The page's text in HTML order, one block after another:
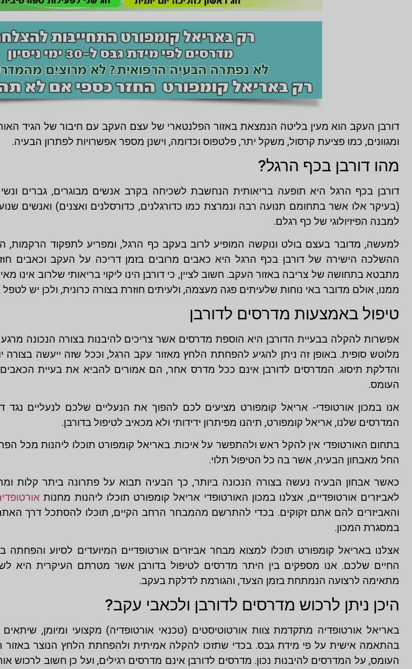
דורבן העקב הוא מעין בליטה הנמצאת באזור הפלנטארי של עצם העקב עם חיבור של הגיד
ומגוונים, כמו פציעת קרסול, משקל יתר, פלטפוס וכדומה, וישנן מספר אפשרויות לפתרון הבעיה.
מהו דורבן בכף הרגל?
דורבן בכף הרגל היא תופעה בריאותית הנחשבת לשכיחה בקרב אנשים מבוגרים, גברים
(בעיקר אלו אשר בתחומם תנועה רבה ונמרצת כמו כדורגלנים, כדורסלנים ואצנים) ואנשים
למבנה הפיזיולוגי של כף רגלם.
למעשה, מדובר בעצם בולט ונוקשה המופיע לרוב בעקב כף הרגל, ומפריע לתפקוד הרקמות,
ההשלכה הישירה של דורבן בכף הרגל היא כאבים מרובים בזמן דריכה על העקב וכאבים
מתבטא בתחושה של צריבה באזור העקב. חשוב לציין, כי דורבן הינו ליקוי בריאותי שלרוב אינו
ממנו, אולם מדובר באי נוחות שלעיתים פגה מעצמה, ולעיתים חוזרת בצורה כרונית, ולכן יש לטפל
טיפול באמצעות מדרסים לדורבן
אפשרות להקלה בבעיית הדורבן היא הוספת מדרסים אשר צריכים להיבנות בצורה הנכונה
מלוטש סופית. באופן זה ניתן להגיע להפחתת הלחץ מאזור עקב הרגל, וככל שזה ייעשה בצורה
והדלקת תיסוג. המדרסים לדורבן אינם ככל מדרס אחר, הם אמורים להביא את בעיית הכאבים
העומס.
אנו במכון אורטופדי- אריאל קומפורט מציעים לכם להפוך את הנעליים שלכם לנעליים נגד
המדרסים שלנו, אריאל קומפורט, תיהנו מפיתרון ידידותי ולא מכאיב לטיפול בדורבן.
בתחום האורטופדי אין להקל ראש ולהתפשר על איכות. באריאל קומפורט תוכלו ליהנות מכל
החל מאבחון הבעיה, אשר בה כל הטיפול תלוי.
כאשר אבחון הבעיה נעשה בצורה הנכונה ביותר, כך הבעיה תבוא על פתרונה ביתר קלות
לאביזרים אורטופדיים, אצלנו במכון האורטופדי אריאל קומפורט תוכלו ליהנות מחנות
והאביזרים להם אתם זקוקים. בכדי להתרשם מהמבחר הרחב הקיים, תוכלו להסתכל דרך
במסגרת המכון.
אצלנו באריאל קומפורט תוכלו למצוא מבחר אביזרים אורטופדיים המיועדים לסיוע והפחתה
החיים שלכם. אנו מספקים בין היתר מדרסים לטיפול בדורבן אשר מטרתם העיקרית
מתאימה לרצועה הנמתחת בזמן הצעד, והגורמת לדלקת בעקב.
היכן ניתן לרכוש מדרסים לדורבן ולכאבי עקב?
באריאל אורטופדיה מתקדמת צוות אורטוטיסטים (טכנאי אורטופדיה) מקצועי ומיומן,
בהתאמה אישית על פי מידת גבס. בכדי שתזכו להקלה אמיתית ולהפחתת הלחץ הנוצר באזור
העומס, על המדרסים להיבנות נכון. מדרסים לדורבן אינם מדרסים רגילים, ועל כן חשוב